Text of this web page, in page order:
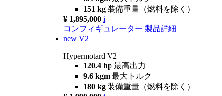
151 kg 装備重量（燃料を除く）
¥ 1,895,000 i
コンフィギュレーター 製品詳細
new V2
Hypermotard V2
120.4 hp 最高出力
9.6 kgm 最大トルク
180 kg 装備重量（燃料を除く）